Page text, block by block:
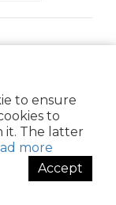
to ensure
to
it. The latter
more
Accept
｜新北市新莊區中正路
一統編無關係企業)